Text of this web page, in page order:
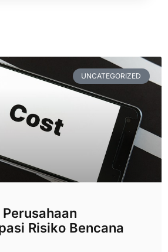
UNCATEGORIZED
Risiko Bencana